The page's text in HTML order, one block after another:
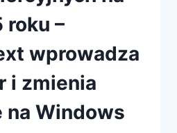
roku –
wprowadza
i zmienia
na Windows